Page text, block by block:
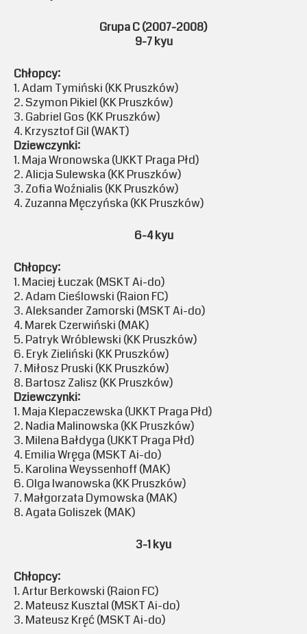
Grupa C (2007-2008)
9-7 kyu
Chłopcy:
1. Adam Tymiński (KK Pruszków)
2. Szymon Pikiel (KK Pruszków)
3. Gabriel Gos (KK Pruszków)
4. Krzysztof Gil (WAKT)
Dziewczynki:
1. Maja Wronowska (UKKT Praga Płd)
2. Alicja Sulewska (KK Pruszków)
3. Zofia Woźnialis (KK Pruszków)
4. Zuzanna Męczyńska (KK Pruszków)
6-4 kyu
Chłopcy:
1. Maciej Łuczak (MSKT Ai-do)
2. Adam Cieślowski (Raion FC)
3. Aleksander Zamorski (MSKT Ai-do)
4. Marek Czerwiński (MAK)
5. Patryk Wróblewski (KK Pruszków)
6. Eryk Zieliński (KK Pruszków)
7. Miłosz Pruski (KK Pruszków)
8. Bartosz Zalisz (KK Pruszków)
Dziewczynki:
1. Maja Klepaczewska (UKKT Praga Płd)
2. Nadia Malinowska (KK Pruszków)
3. Milena Bałdyga (UKKT Praga Płd)
4. Emilia Wręga (MSKT Ai-do)
5. Karolina Weyssenhoff (MAK)
6. Olga Iwanowska (KK Pruszków)
7. Małgorzata Dymowska (MAK)
8. Agata Goliszek (MAK)
3-1 kyu
Chłopcy:
1. Artur Berkowski (Raion FC)
2. Mateusz Kusztal (MSKT Ai-do)
3. Mateusz Kręć (MSKT Ai-do)